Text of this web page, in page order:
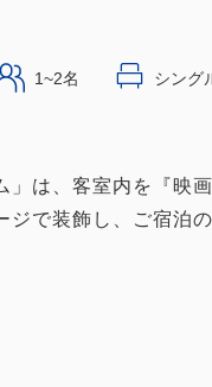
1~2名 シング
」は、客室内を『映
ジで装飾し、ご宿泊